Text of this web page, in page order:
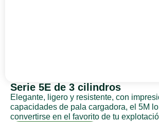
Serie 5E de 3 cilindros
Elegante, ligero y resistente, con
capacidades de pala cargadora, el 5M
convertirse en el favorito de tu